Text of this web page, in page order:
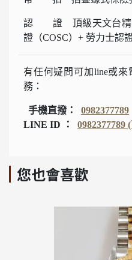
認 證 頂級天文台精
證（COSC）+ 勞力士認
有任何疑問可加line或
務：
手機直撥：
0982377789
LINE ID ：
0982377789
您也會喜歡